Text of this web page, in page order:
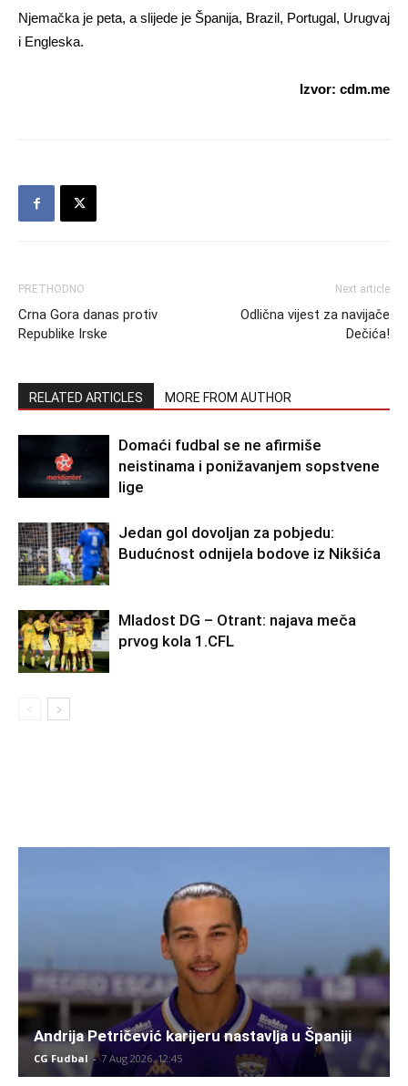
Njemačka je peta, a slijede je Španija, Brazil, Portugal, Urugvaj
i Engleska.
Izvor: cdm.me
PRETHODNO
Crna Gora danas protiv
Republike Irske
Next article
Odlična vijest za navijače
Dečića!
RELATED ARTICLES MORE FROM AUTHOR
Domaći fudbal se ne afirmiše
neistinama i ponižavanjem sopstvene
lige
Jedan gol dovoljan za pobjedu:
Budućnost odnijela bodove iz Nikšića
Mladost DG – Otrant: najava meča
prvog kola 1.CFL
Andrija Petričević karijeru nastavlja u Španiji
CG Fudbal - 7 Aug 2026. 12:45